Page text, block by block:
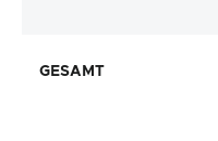
GESAMT